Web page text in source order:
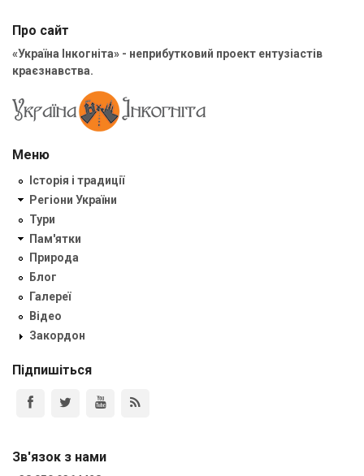
Про сайт
«Україна Інкогніта» - неприбутковий проект ентузіастів
краєзнавства.
Меню
Історія і традиції
Регіони України
Тури
Пам'ятки
Природа
Блог
Галереї
Відео
Закордон
Підпишіться
Зв'язок з нами